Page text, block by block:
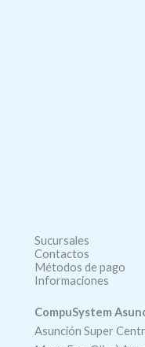
Sucursales
Contactos
Métodos de pago
Informaciones
CompuSystem
Asunción Super